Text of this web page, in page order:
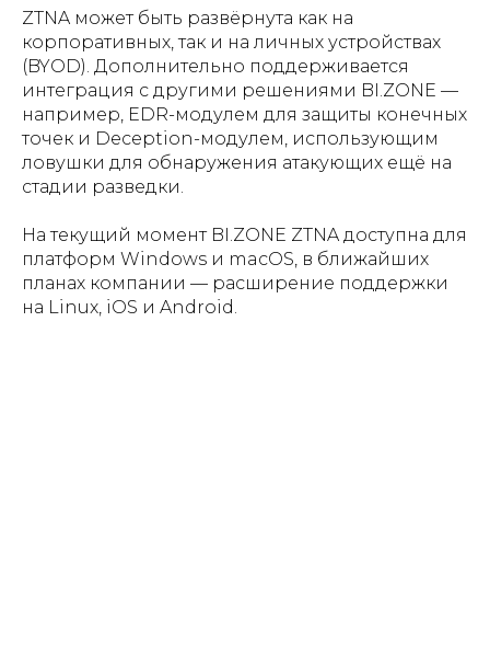
ZTNA может быть развёрнута как на
корпоративных, так и на личных устройствах
(BYOD). Дополнительно поддерживается
интеграция с другими решениями BI.ZONE —
например, EDR-модулем для защиты конечных
точек и Deception-модулем, использующим
ловушки для обнаружения атакующих ещё на
стадии разведки.
На текущий момент BI.ZONE ZTNA доступна для
платформ Windows и macOS, в ближайших
планах компании — расширение поддержки
на Linux, iOS и Android.